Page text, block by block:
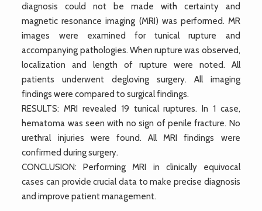
diagnosis could not be made with certainty and
magnetic resonance imaging (MRI) was performed. MR
images were examined for tunical rupture and
accompanying pathologies. When rupture was observed,
localization and length of rupture were noted. All
patients underwent degloving surgery. All imaging
findings were compared to surgical findings.
RESULTS: MRI revealed 19 tunical ruptures. In 1 case,
hematoma was seen with no sign of penile fracture. No
urethral injuries were found. All MRI findings were
confirmed during surgery.
CONCLUSION: Performing MRI in clinically equivocal
cases can provide crucial data to make precise diagnosis
and improve patient management.